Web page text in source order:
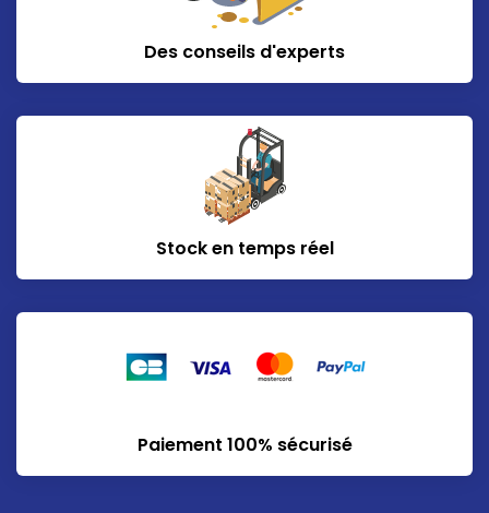
Des conseils d'experts
Stock en temps réel
Paiement 100% sécurisé